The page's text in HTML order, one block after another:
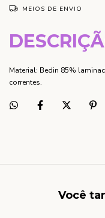
MEIOS DE ENVIO
Material: Bedin 85%
correntes.
Você